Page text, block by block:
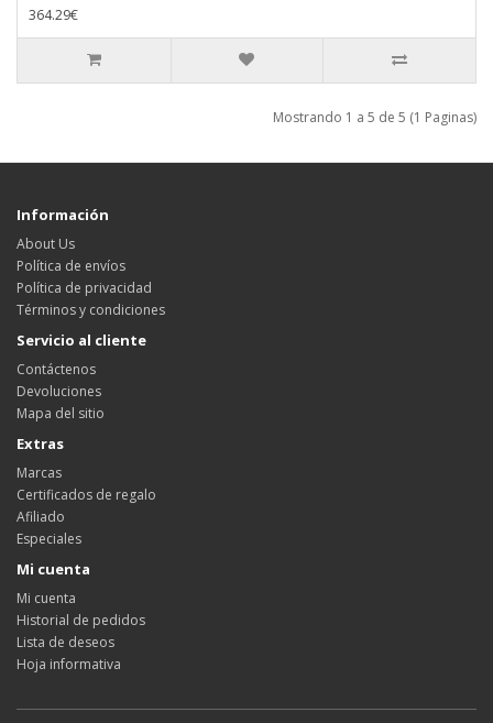
364.29€
Mostrando 1 a 5 de 5 (1 Paginas)
Información
About Us
Política de envíos
Política de privacidad
Términos y condiciones
Servicio al cliente
Contáctenos
Devoluciones
Mapa del sitio
Extras
Marcas
Certificados de regalo
Afiliado
Especiales
Mi cuenta
Mi cuenta
Historial de pedidos
Lista de deseos
Hoja informativa